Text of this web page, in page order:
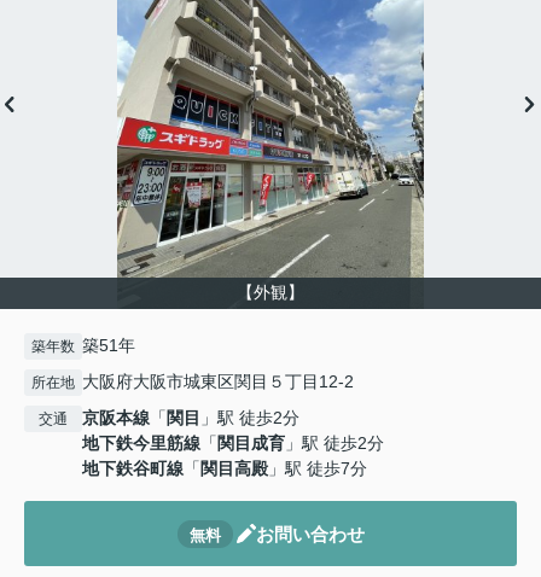
【外観】
築年数 築51年
所在地 大阪府大阪市城東区関目５丁目12-2
交通 京阪本線 「 関目 」駅 徒歩2分
地下鉄今里筋線 「 関目成育 」駅 徒歩2分
地下鉄谷町線 「 関目高殿 」駅 徒歩7分
無料 お問い合わせ